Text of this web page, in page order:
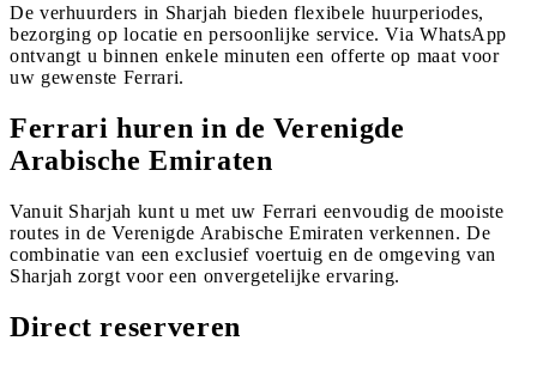
De verhuurders in Sharjah bieden flexibele huurperiodes,
bezorging op locatie en persoonlijke service. Via WhatsApp
ontvangt u binnen enkele minuten een offerte op maat voor
uw gewenste Ferrari.
Ferrari huren in de Verenigde
Arabische Emiraten
Vanuit Sharjah kunt u met uw Ferrari eenvoudig de mooiste
routes in de Verenigde Arabische Emiraten verkennen. De
combinatie van een exclusief voertuig en de omgeving van
Sharjah zorgt voor een onvergetelijke ervaring.
Direct reserveren